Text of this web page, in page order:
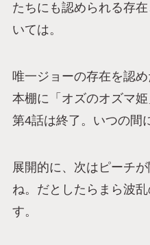
たちにも認められる存
いては。
唯一ジョーの存在を認
本棚に「オズのオズマ姫
第4話は終了。いつの間
展開的に、次はピーチ
ね。だとしたらまら波
す。